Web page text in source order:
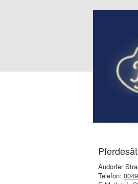
Audorfer
Telefon: